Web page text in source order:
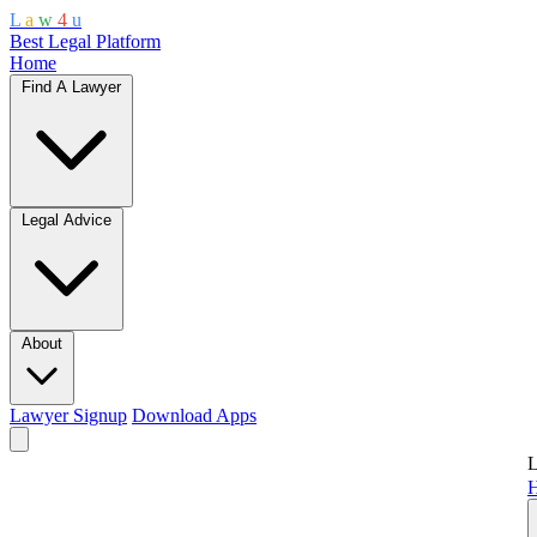
L a w 4 u
Best Legal Platform
Home
Find A Lawyer
Legal Advice
About
Lawyer Signup Download Apps